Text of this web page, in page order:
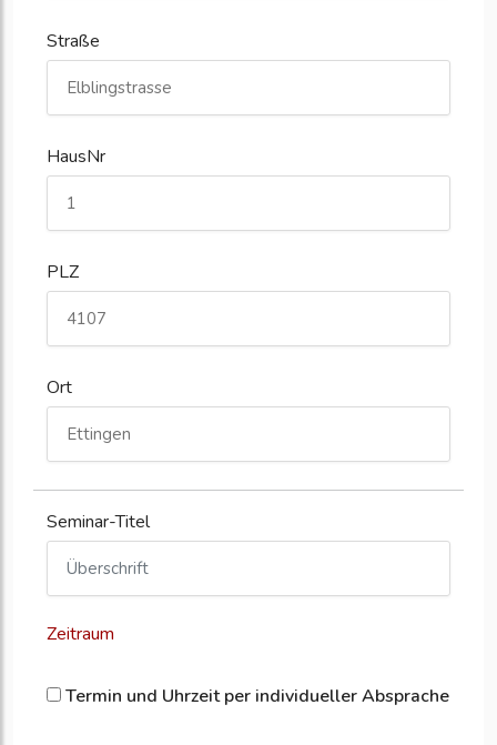
Straße
HausNr
PLZ
Ort
Seminar-Titel
Zeitraum
Termin und Uhrzeit per individueller Absprache